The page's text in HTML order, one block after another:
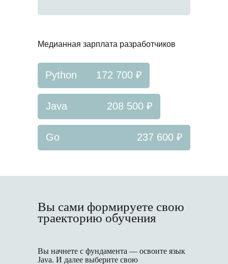
Медианная зарплата разработчиков
172 700 ₽
208 500 ₽
237 600 ₽
Python
Java
Go
Вы сами формируете свою
траекторию обучения
Вы начнете с фундамента — освоите язык
Java. И далее выберите свою